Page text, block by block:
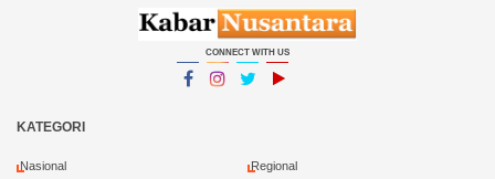
CONNECT WITH US
KATEGORI
Nasional Regional